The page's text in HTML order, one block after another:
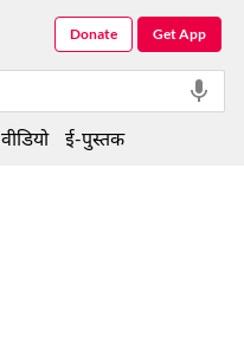
Get App
Donate
वीडियो ई-पुस्तक